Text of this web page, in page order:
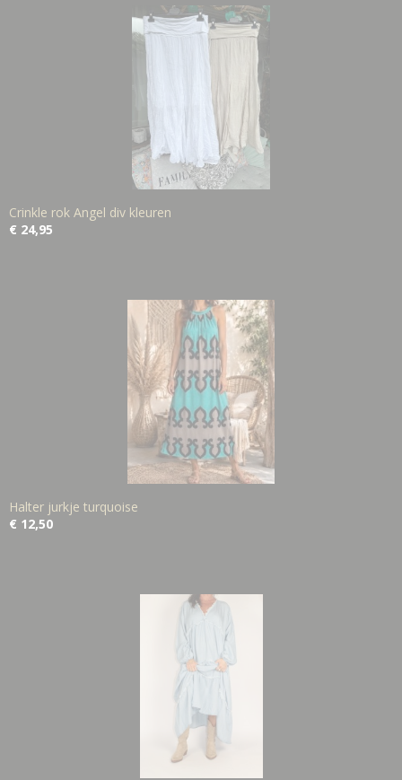
Crinkle rok Angel div kleuren
€ 24,95
Halter jurkje turquoise
€ 12,50